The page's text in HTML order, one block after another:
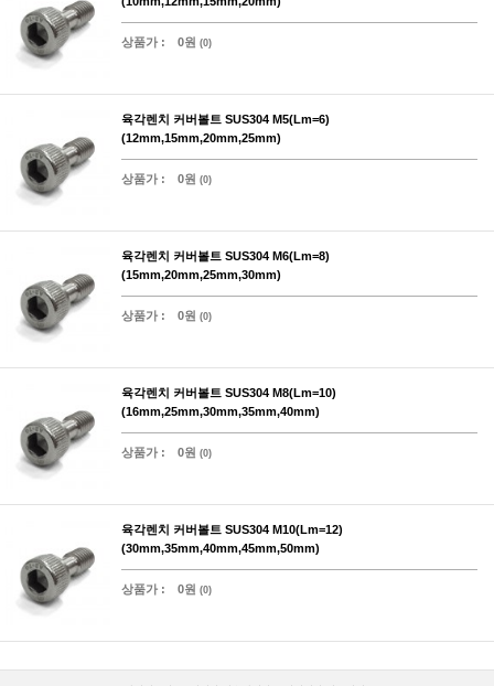
상품가 : 0원 (0)
육각렌치 커버볼트 SUS304 M5(Lm=6)
(12mm,15mm,20mm,25mm)
상품가 : 0원 (0)
육각렌치 커버볼트 SUS304 M6(Lm=8)
(15mm,20mm,25mm,30mm)
상품가 : 0원 (0)
육각렌치 커버볼트 SUS304 M8(Lm=10)
(16mm,25mm,30mm,35mm,40mm)
상품가 : 0원 (0)
육각렌치 커버볼트 SUS304 M10(Lm=12)
(30mm,35mm,40mm,45mm,50mm)
상품가 : 0원 (0)